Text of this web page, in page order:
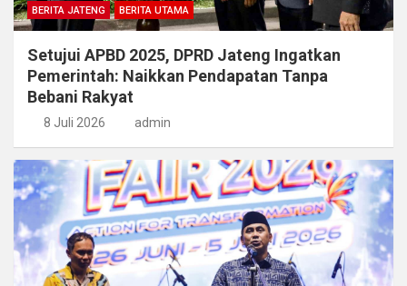
BERITA JATENG BERITA UTAMA
Setujui APBD 2025, DPRD Jateng Ingatkan
Pemerintah: Naikkan Pendapatan Tanpa
Bebani Rakyat
8 Juli 2026 admin